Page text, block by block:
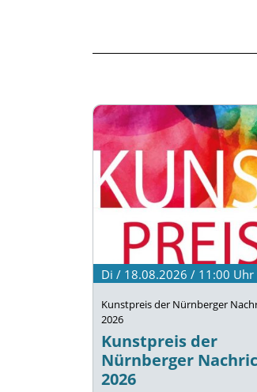
Di / 18.08.2026 / 11:00 Uhr
Kunstpreis der Nürnberger
2026
Kunstpreis der
Nürnberger
2026